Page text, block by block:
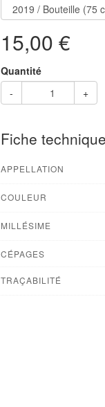
15,00 €
Quantité
-
+
Fiche technique
APPELLATION
COULEUR
MILLÉSIME
CÉPAGES
TRAÇABILITÉ